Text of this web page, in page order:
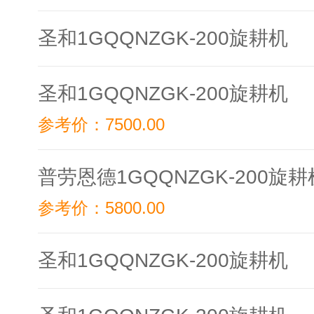
圣和1GQQNZGK-200旋耕机
圣和1GQQNZGK-200旋耕机
参考价： 7500.00
普劳恩德1GQQNZGK-200旋耕
参考价： 5800.00
圣和1GQQNZGK-200旋耕机